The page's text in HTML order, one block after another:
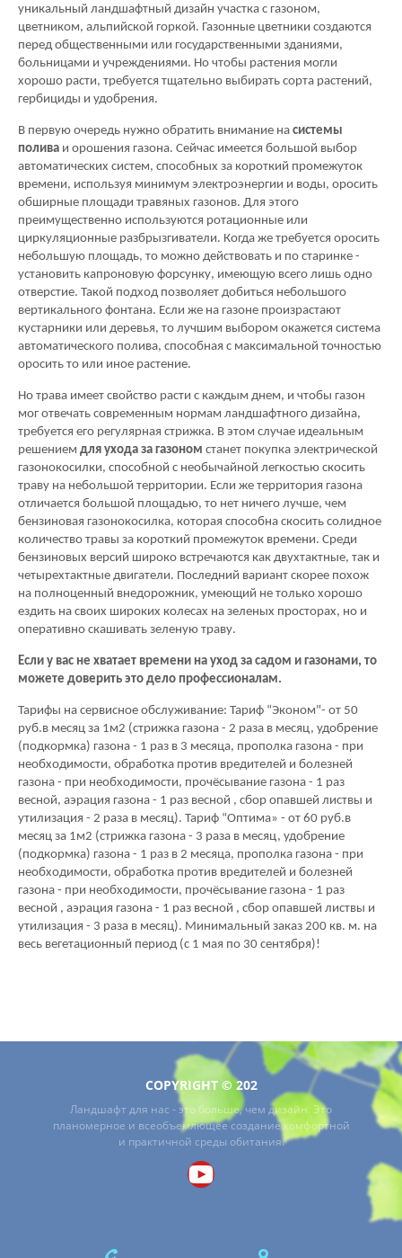
уникальный ландшафтный дизайн участка с газоном,
цветником, альпийской горкой. Газонные цветники создаются
перед общественными или государственными зданиями,
больницами и учреждениями. Но чтобы растения могли
хорошо расти, требуется тщательно выбирать сорта растений,
гербициды и удобрения.
В первую очередь нужно обратить внимание на системы
полива и орошения газона. Сейчас имеется большой выбор
автоматических систем, способных за короткий промежуток
времени, используя минимум электроэнергии и воды, оросить
обширные площади травяных газонов. Для этого
преимущественно используются ротационные или
циркуляционные разбрызгиватели. Когда же требуется оросить
небольшую площадь, то можно действовать и по старинке -
установить капроновую форсунку, имеющую всего лишь одно
отверстие. Такой подход позволяет добиться небольшого
вертикального фонтана. Если же на газоне произрастают
кустарники или деревья, то лучшим выбором окажется система
автоматического полива, способная с максимальной точностью
оросить то или иное растение.
Но трава имеет свойство расти с каждым днем, и чтобы газон
мог отвечать современным нормам ландшафтного дизайна,
требуется его регулярная стрижка. В этом случае идеальным
решением для ухода за газоном станет покупка электрической
газонокосилки, способной с необычайной легкостью скосить
траву на небольшой территории. Если же территория газона
отличается большой площадью, то нет ничего лучше, чем
бензиновая газонокосилка, которая способна скосить солидное
количество травы за короткий промежуток времени. Среди
бензиновых версий широко встречаются как двухтактные, так и
четырехтактные двигатели. Последний вариант скорее похож
на полноценный внедорожник, умеющий не только хорошо
ездить на своих широких колесах на зеленых просторах, но и
оперативно скашивать зеленую траву.
Если у вас не хватает времени на уход за садом и газонами, то
можете доверить это дело профессионалам.
Тарифы на сервисное обслуживание: Тариф “Эконом"- от 50
руб.в месяц за 1м2 (стрижка газона - 2 раза в месяц, удобрение
(подкормка) газона - 1 раз в 3 месяца, прополка газона - при
необходимости, обработка против вредителей и болезней
газона - при необходимости, прочёсывание газона - 1 раз
весной, аэрация газона - 1 раз весной , сбор опавшей листвы и
утилизация - 2 раза в месяц). Тариф “Оптима» - от 60 руб.в
месяц за 1м2 (стрижка газона - 3 раза в месяц, удобрение
(подкормка) газона - 1 раз в 2 месяца, прополка газона - при
необходимости, обработка против вредителей и болезней
газона - при необходимости, прочёсывание газона - 1 раз
весной , аэрация газона - 1 раз весной , сбор опавшей листвы и
утилизация - 3 раза в месяц). Минимальный заказ 200 кв. м. на
весь вегетационный период (с 1 мая по 30 сентября)!
COPYRIGHT © 202
Ландшафт для нас - это больше, чем дизайн. Это
планомерное и всеобъемлющее создание комфортной
и практичной среды обитания.